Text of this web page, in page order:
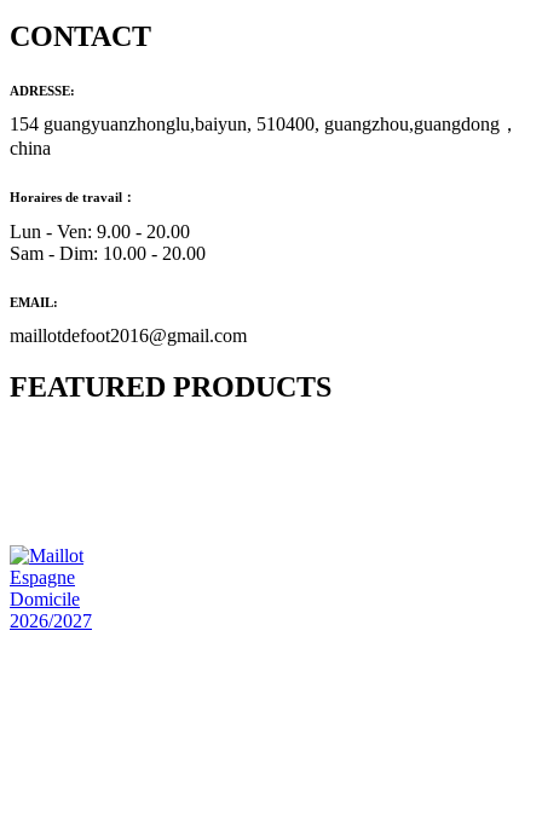
CONTACT
ADRESSE:
154 guangyuanzhonglu,baiyun, 510400, guangzhou,guangdong，
china
Horaires de travail：
Lun - Ven: 9.00 - 20.00
Sam - Dim: 10.00 - 20.00
EMAIL:
maillotdefoot2016@gmail.com
FEATURED PRODUCTS